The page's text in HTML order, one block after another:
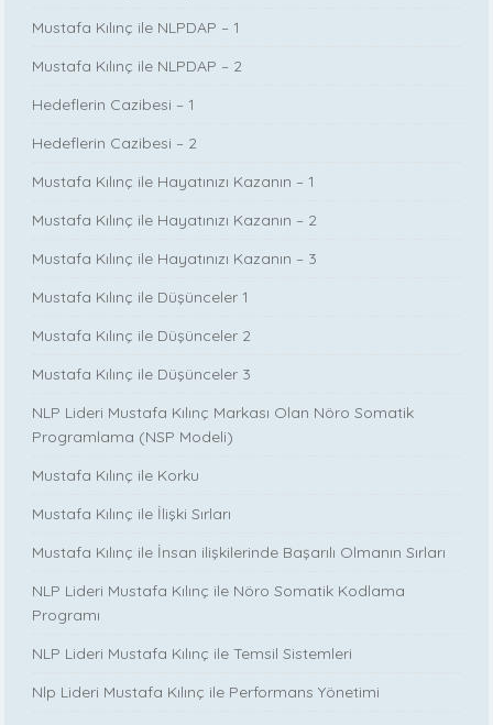
Mustafa Kılınç ile NLPDAP – 1
Mustafa Kılınç ile NLPDAP – 2
Hedeflerin Cazibesi – 1
Hedeflerin Cazibesi – 2
Mustafa Kılınç ile Hayatınızı Kazanın – 1
Mustafa Kılınç ile Hayatınızı Kazanın – 2
Mustafa Kılınç ile Hayatınızı Kazanın – 3
Mustafa Kılınç ile Düşünceler 1
Mustafa Kılınç ile Düşünceler 2
Mustafa Kılınç ile Düşünceler 3
NLP Lideri Mustafa Kılınç Markası Olan Nöro Somatik
Programlama (NSP Modeli)
Mustafa Kılınç ile Korku
Mustafa Kılınç ile İlişki Sırları
Mustafa Kılınç ile İnsan ilişkilerinde Başarılı Olmanın Sırları
NLP Lideri Mustafa Kılınç ile Nöro Somatik Kodlama
Programı
NLP Lideri Mustafa Kılınç ile Temsil Sistemleri
Nlp Lideri Mustafa Kılınç ile Performans Yönetimi